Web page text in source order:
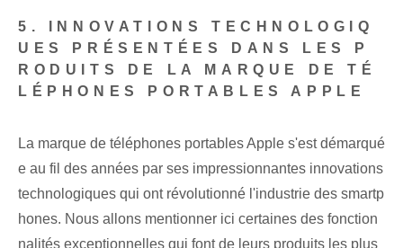
5. INNOVATIONS TECHNOLOGIQ
UES PRÉSENTÉES DANS LES P
RODUITS DE LA MARQUE DE TÉ
LÉPHONES PORTABLES APPLE
La marque de téléphones portables Apple s'est démarqué
e au fil des années par ses impressionnantes innovations
technologiques qui ont révolutionné l'industrie des smartp
hones. Nous allons mentionner ici certaines des fonction
nalités exceptionnelles qui font de leurs produits les plus